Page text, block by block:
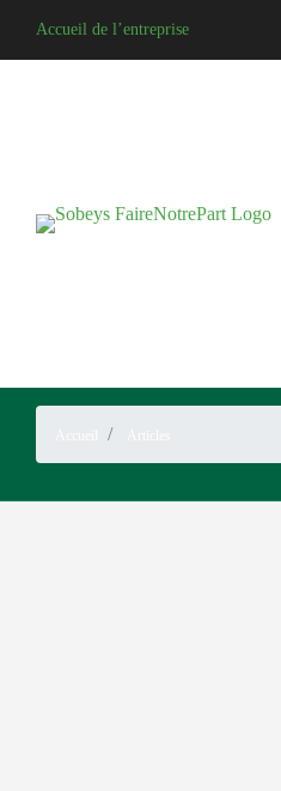
Accueil de l’entreprise